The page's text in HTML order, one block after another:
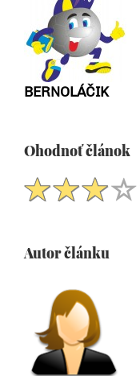
BERNOLÁČIK
Ohodnoť článok
Autor článku